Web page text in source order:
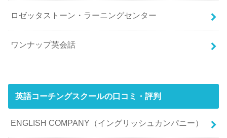
ロゼッタストーン・ラーニングセンター
ワンナップ英会話
英語コーチングスクールの口コミ・評判
ENGLISH COMPANY（イングリッシュカンパニー）